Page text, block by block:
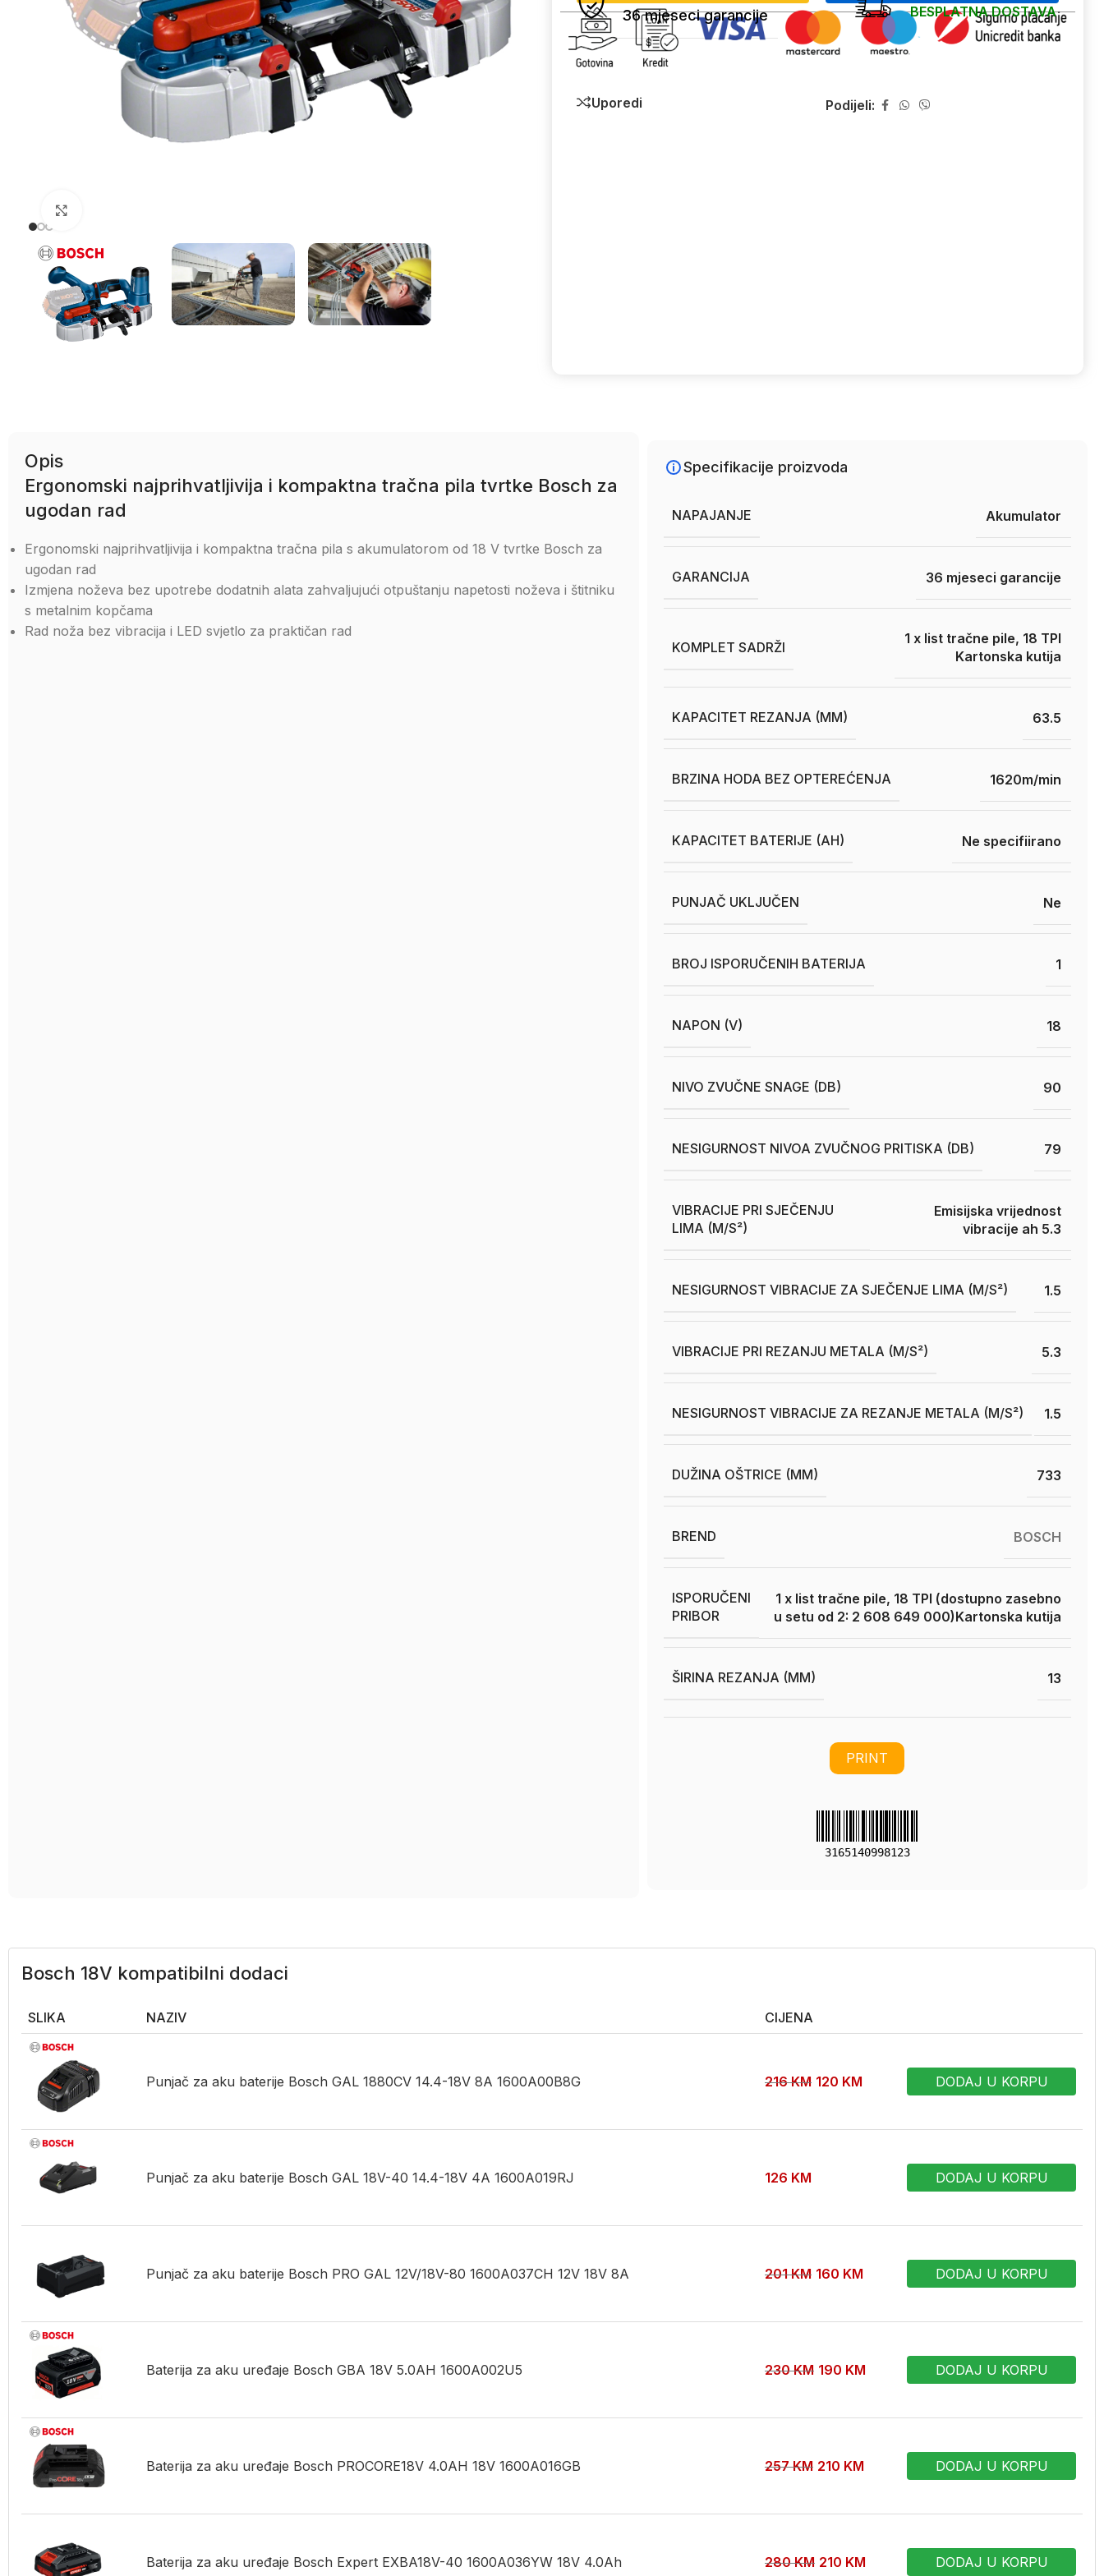
36 mjeseci garancije BESPLATNA DOSTAVA
Uporedi Podijeli:
Opis
Ergonomski najprihvatljivija i kompaktna tračna pila tvrtke Bosch za
ugodan rad
Ergonomski najprihvatljivija i kompaktna tračna pila s akumulatorom od 18 V tvrtke Bosch za
ugodan rad
Izmjena noževa bez upotrebe dodatnih alata zahvaljujući otpuštanju napetosti noževa i štitniku
s metalnim kopčama
Rad noža bez vibracija i LED svjetlo za praktičan rad
Specifikacije proizvoda
NAPAJANJE Akumulator
GARANCIJA 36 mjeseci garancije
KOMPLET SADRŽI
1 x list tračne pile, 18 TPI
Kartonska kutija
KAPACITET REZANJA (MM) 63.5
BRZINA HODA BEZ OPTEREĆENJA 1620m/min
KAPACITET BATERIJE (AH) Ne specifiirano
PUNJAČ UKLJUČEN Ne
BROJ ISPORUČENIH BATERIJA 1
NAPON (V) 18
NIVO ZVUČNE SNAGE (DB) 90
NESIGURNOST NIVOA ZVUČNOG PRITISKA (DB) 79
VIBRACIJE PRI SJEČENJU
LIMA (M/S²)
Emisijska vrijednost
vibracije ah 5.3
NESIGURNOST VIBRACIJE ZA SJEČENJE LIMA (M/S²) 1.5
VIBRACIJE PRI REZANJU METALA (M/S²) 5.3
NESIGURNOST VIBRACIJE ZA REZANJE METALA (M/S²) 1.5
DUŽINA OŠTRICE (MM) 733
BREND BOSCH
ISPORUČENI
PRIBOR
1 x list tračne pile, 18 TPI (dostupno zasebno
u setu od 2: 2 608 649 000)Kartonska kutija
ŠIRINA REZANJA (MM) 13
PRINT
3165140998123
Bosch 18V kompatibilni dodaci
SLIKA NAZIV CIJENA
Punjač za aku baterije Bosch GAL 1880CV 14.4-18V 8A 1600A00B8G 216KM 120 KM DODAJ U KORPU
Punjač za aku baterije Bosch GAL 18V-40 14.4-18V 4A 1600A019RJ 126 KM DODAJ U KORPU
Punjač za aku baterije Bosch PRO GAL 12V/18V-80 1600A037CH 12V 18V 8A 201KM 160 KM DODAJ U KORPU
Baterija za aku uređaje Bosch GBA 18V 5.0AH 1600A002U5 230KM 190 KM DODAJ U KORPU
Baterija za aku uređaje Bosch PROCORE18V 4.0AH 18V 1600A016GB 257KM 210 KM DODAJ U KORPU
Baterija za aku uređaje Bosch Expert EXBA18V-40 1600A036YW 18V 4.0Ah 280KM 210 KM DODAJ U KORPU